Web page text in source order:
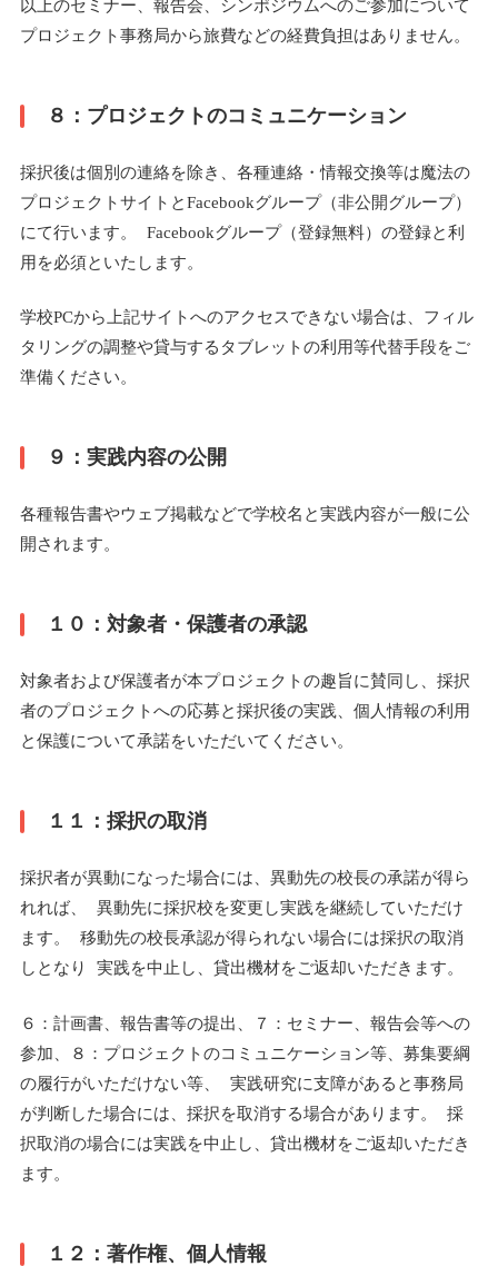
以上のセミナー、報告会、シンポジウムへのご参加について
プロジェクト事務局から旅費などの経費負担はありません。
８：プロジェクトのコミュニケーション
採択後は個別の連絡を除き、各種連絡・情報交換等は魔法の
プロジェクトサイトとFacebookグループ（非公開グループ）
にて行います。 Facebookグループ（登録無料）の登録と利
用を必須といたします。
学校PCから上記サイトへのアクセスできない場合は、フィル
タリングの調整や貸与するタブレットの利用等代替手段をご
準備ください。
９：実践内容の公開
各種報告書やウェブ掲載などで学校名と実践内容が一般に公
開されます。
１０：対象者・保護者の承認
対象者および保護者が本プロジェクトの趣旨に賛同し、採択
者のプロジェクトへの応募と採択後の実践、個人情報の利用
と保護について承諾をいただいてください。
１１：採択の取消
採択者が異動になった場合には、異動先の校長の承諾が得ら
れれば、 異動先に採択校を変更し実践を継続していただけ
ます。 移動先の校長承認が得られない場合には採択の取消
しとなり 実践を中止し、貸出機材をご返却いただきます。
６：計画書、報告書等の提出、７：セミナー、報告会等への
参加、８：プロジェクトのコミュニケーション等、募集要綱
の履行がいただけない等、 実践研究に支障があると事務局
が判断した場合には、採択を取消する場合があります。 採
択取消の場合には実践を中止し、貸出機材をご返却いただき
ます。
１２：著作権、個人情報